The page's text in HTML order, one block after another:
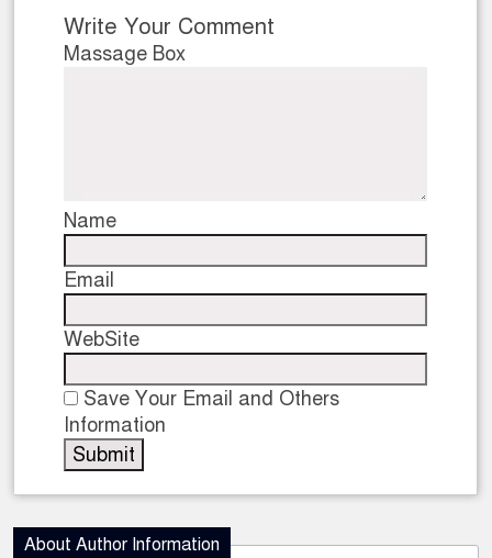
Write Your Comment
Massage Box
Name
Email
WebSite
Save Your Email and Others
Information
About Author Information